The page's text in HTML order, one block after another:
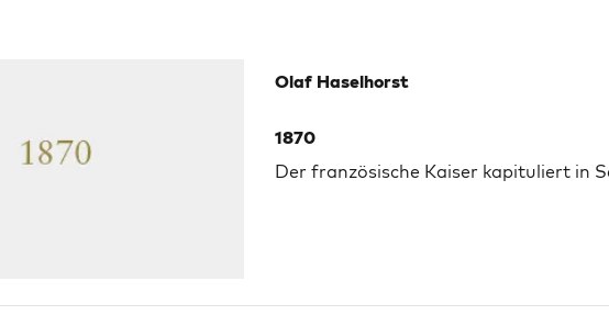
Olaf Haselhorst
1870
Der französische Kaiser kapituliert in